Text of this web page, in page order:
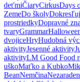
deťmiČiaryCirkusDays
ZemeDo školy
prostriedkyDopravné
tvaryGrammar
dvojiceHryHudobná
aktivityJesenné aktivity
aktivityLM Good Food
uškoMaťko a Kubko
BeanNemčina